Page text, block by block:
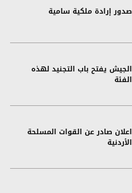
صدور إرادة ملكية سامية
الجيش يفتح باب التجنيد لهذه
الفئة
اعلان صادر عن القوات المسلحة
الأردنية